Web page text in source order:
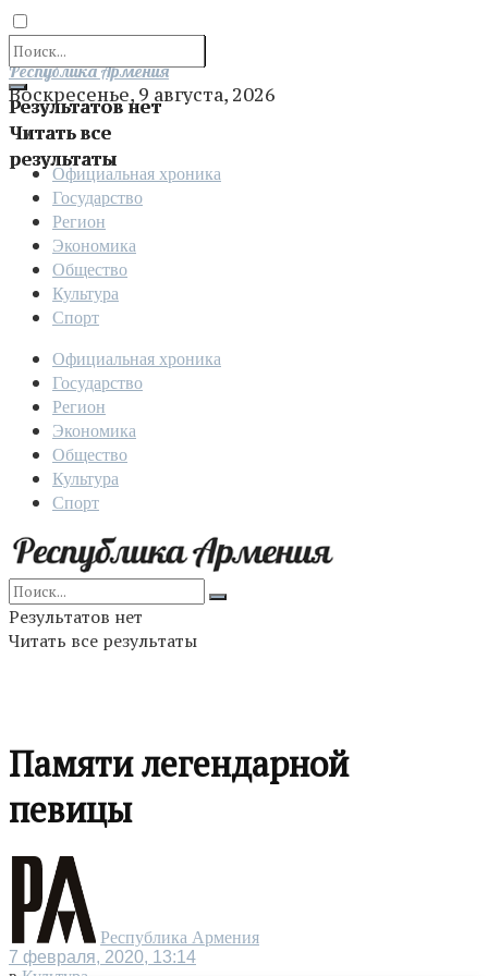
Результатов нет
Читать все
результаты
Отправить
Республика Армения
Воскресенье, 9 августа, 2026
Официальная хроника
Государство
Регион
Экономика
Общество
Культура
Спорт
Официальная хроника
Государство
Регион
Экономика
Общество
Культура
Спорт
Результатов нет
Читать все результаты
Памяти легендарной
певицы
Республика Армения
7 февраля, 2020, 13:14